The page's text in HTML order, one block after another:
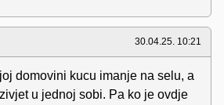
30.04.25. 10:21
domovini kucu imanje na selu, a
u jednoj sobi. Pa ko je ovdje